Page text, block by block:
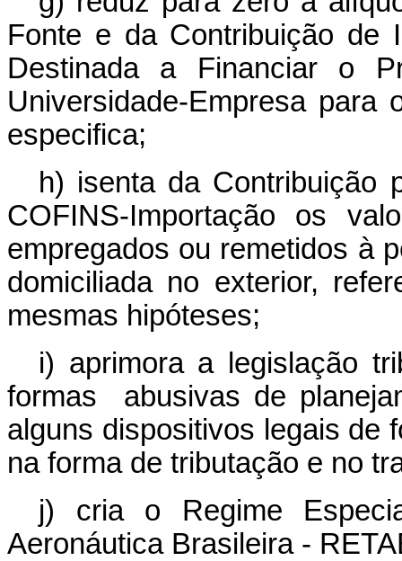
Fonte e da Contribuição de
Destinada a Financiar o
Universidade-Empresa
especifica;
h) isenta da Contribuição
COFINS-Importação os
empregados ou remetidos à
domiciliada no exterior,
mesmas hipóteses;
i) aprimora a legislação
formas abusivas de
alguns dispositivos legais de
na forma de tributação e no
j) cria o Regime
Aeronáutica Brasileira -